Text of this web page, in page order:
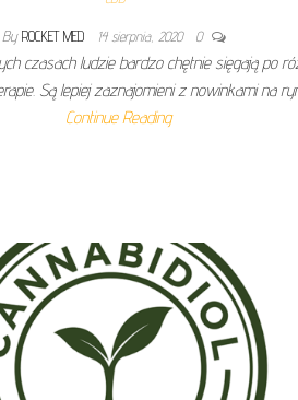
By ROCKET MED 14 sierpnia, 2020 0
czasach ludzie bardzo chętnie sięgają po
Są lepiej zaznajomieni z nowinkami na
Continue Reading